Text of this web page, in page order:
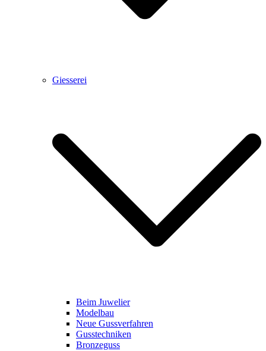
Giesserei
Beim Juwelier
Modelbau
Neue Gussverfahren
Gusstechniken
Bronzeguss